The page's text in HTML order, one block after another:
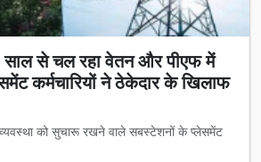
साल से चल रहा वेतन और पीएफ में
कर्मचारियों ने ठेकेदार के खिलाफ
को सुचारू रखने वाले सबस्टेशनों के प्लेसमेंट